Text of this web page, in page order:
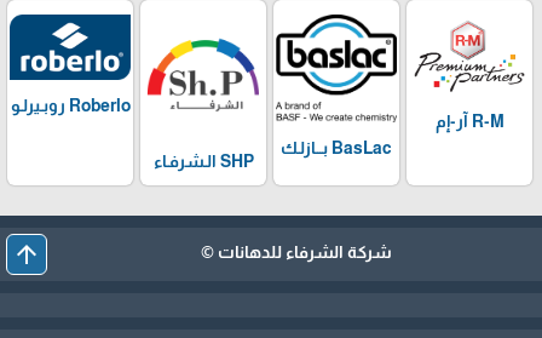
R-M آر-إم
BasLac بـــازلـك
SHP الـشرفـاء
Roberlo روبـيرلـو
شركة الشرفاء للدهانات © arrow_upward